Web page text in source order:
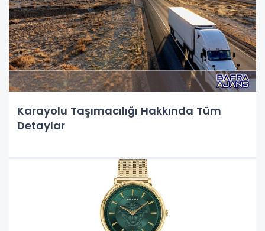
Karayolu Taşımacılığı Hakkında Tüm
Detaylar